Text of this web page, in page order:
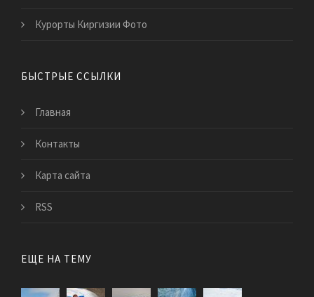
Курорты Киргизии Фото
БЫСТРЫЕ ССЫЛКИ
Главная
Контакты
Карта сайта
RSS
ЕЩЕ НА ТЕМУ